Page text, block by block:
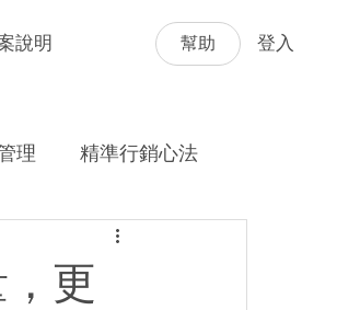
說明 幫助 登入
理 精準行銷心法
更